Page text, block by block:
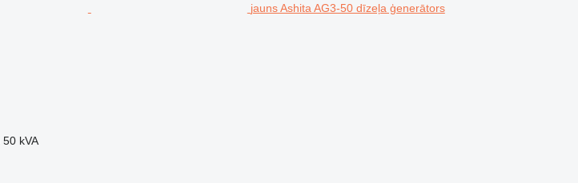
jauns Ashita AG3-50 dīzeļa ģenerātors
50 kVA